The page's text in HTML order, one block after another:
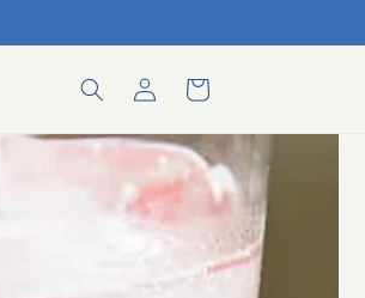
Iniciar
sesión
Carrito